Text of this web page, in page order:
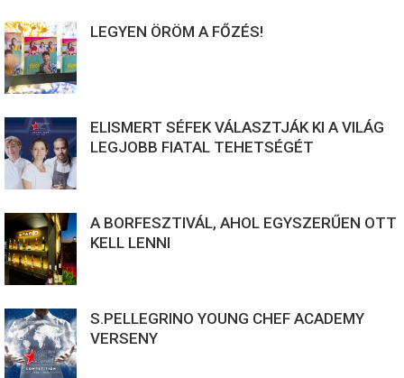
LEGYEN ÖRÖM A FŐZÉS!
ELISMERT SÉFEK VÁLASZTJÁK KI A VILÁG
LEGJOBB FIATAL TEHETSÉGÉT
A BORFESZTIVÁL, AHOL EGYSZERŰEN OTT
KELL LENNI
S.PELLEGRINO YOUNG CHEF ACADEMY
VERSENY